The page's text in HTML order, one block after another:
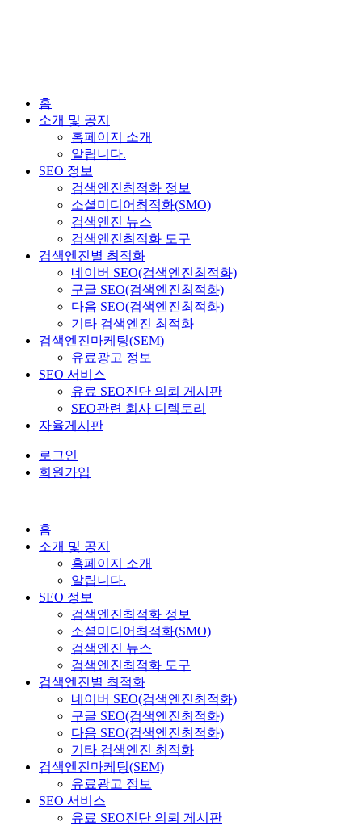
홈
소개 및 공지
홈페이지 소개
알립니다.
SEO 정보
검색엔진최적화 정보
소셜미디어최적화(SMO)
검색엔진 뉴스
검색엔진최적화 도구
검색엔진별 최적화
네이버 SEO(검색엔진최적화)
구글 SEO(검색엔진최적화)
다음 SEO(검색엔진최적화)
기타 검색엔진 최적화
검색엔진마케팅(SEM)
유료광고 정보
SEO 서비스
유료 SEO진단 의뢰 게시판
SEO관련 회사 디렉토리
자율게시판
로그인
회원가입
홈
소개 및 공지
홈페이지 소개
알립니다.
SEO 정보
검색엔진최적화 정보
소셜미디어최적화(SMO)
검색엔진 뉴스
검색엔진최적화 도구
검색엔진별 최적화
네이버 SEO(검색엔진최적화)
구글 SEO(검색엔진최적화)
다음 SEO(검색엔진최적화)
기타 검색엔진 최적화
검색엔진마케팅(SEM)
유료광고 정보
SEO 서비스
유료 SEO진단 의뢰 게시판